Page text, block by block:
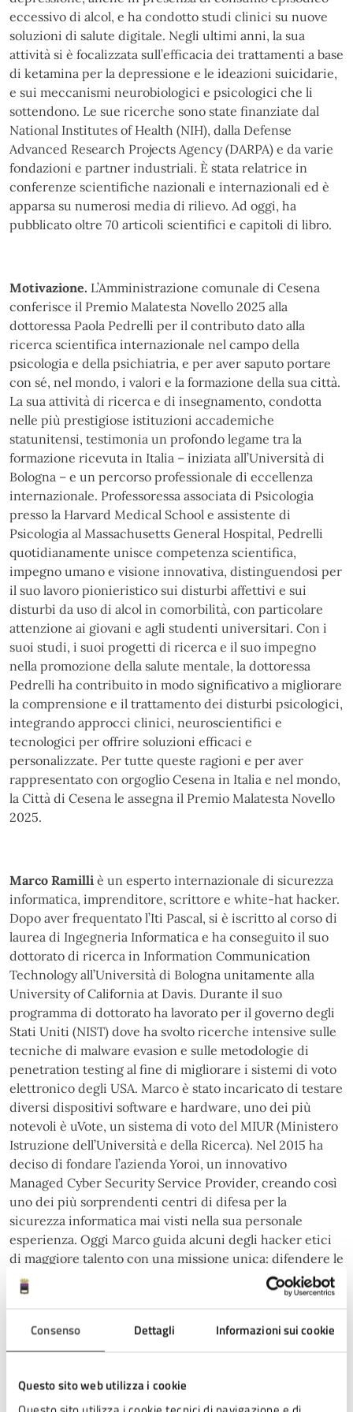
Consenso Dettagli Informazioni sui cookie
Questo sito web utilizza i cookie
eccessivo di alcol, e ha condotto studi clinici su nuove
soluzioni di salute digitale. Negli ultimi anni, la sua
attività si è focalizzata sull’efficacia dei trattamenti a base
di ketamina per la depressione e le ideazioni suicidarie,
e sui meccanismi neurobiologici e psicologici che li
sottendono. Le sue ricerche sono state finanziate dal
National Institutes of Health (NIH), dalla Defense
Advanced Research Projects Agency (DARPA) e da varie
fondazioni e partner industriali. È stata relatrice in
conferenze scientifiche nazionali e internazionali ed è
apparsa su numerosi media di rilievo. Ad oggi, ha
pubblicato oltre 70 articoli scientifici e capitoli di libro.
Motivazione. L’Amministrazione comunale di Cesena
conferisce il Premio Malatesta Novello 2025 alla
dottoressa Paola Pedrelli per il contributo dato alla
ricerca scientifica internazionale nel campo della
psicologia e della psichiatria, e per aver saputo portare
con sé, nel mondo, i valori e la formazione della sua città.
La sua attività di ricerca e di insegnamento, condotta
nelle più prestigiose istituzioni accademiche
statunitensi, testimonia un profondo legame tra la
formazione ricevuta in Italia – iniziata all’Università di
Bologna – e un percorso professionale di eccellenza
internazionale. Professoressa associata di Psicologia
presso la Harvard Medical School e assistente di
Psicologia al Massachusetts General Hospital, Pedrelli
quotidianamente unisce competenza scientifica,
impegno umano e visione innovativa, distinguendosi per
il suo lavoro pionieristico sui disturbi affettivi e sui
disturbi da uso di alcol in comorbilità, con particolare
attenzione ai giovani e agli studenti universitari. Con i
suoi studi, i suoi progetti di ricerca e il suo impegno
nella promozione della salute mentale, la dottoressa
Pedrelli ha contribuito in modo significativo a migliorare
la comprensione e il trattamento dei disturbi psicologici,
integrando approcci clinici, neuroscientifici e
tecnologici per offrire soluzioni efficaci e
personalizzate. Per tutte queste ragioni e per aver
rappresentato con orgoglio Cesena in Italia e nel mondo,
la Città di Cesena le assegna il Premio Malatesta Novello
2025.
Marco Ramilli è un esperto internazionale di sicurezza
informatica, imprenditore, scrittore e white-hat hacker.
Dopo aver frequentato l’Iti Pascal, si è iscritto al corso di
laurea di Ingegneria Informatica e ha conseguito il suo
dottorato di ricerca in Information Communication
Technology all’Università di Bologna unitamente alla
University of California at Davis. Durante il suo
programma di dottorato ha lavorato per il governo degli
Stati Uniti (NIST) dove ha svolto ricerche intensive sulle
tecniche di malware evasion e sulle metodologie di
penetration testing al fine di migliorare i sistemi di voto
elettronico degli USA. Marco è stato incaricato di testare
diversi dispositivi software e hardware, uno dei più
notevoli è uVote, un sistema di voto del MIUR (Ministero
Istruzione dell’Università e della Ricerca). Nel 2015 ha
deciso di fondare l’azienda Yoroi, un innovativo
Managed Cyber Security Service Provider, creando così
uno dei più sorprendenti centri di difesa per la
sicurezza informatica mai visti nella sua personale
esperienza. Oggi Marco guida alcuni degli hacker etici
di maggiore talento con una missione unica: difendere le
organizzazioni private e pubbliche nello spazio digitale.
Marco crede fortemente nel ruolo dell’umanità nell’era
difesa appartiene agli essere umani.
Motivazione.